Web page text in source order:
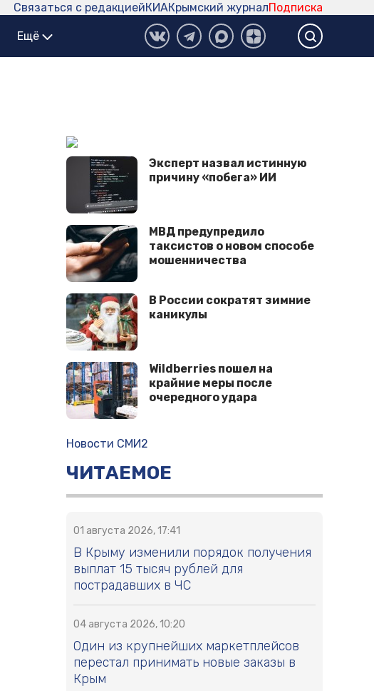
Подписка
Крымский журнал
КИА
Связаться с редакцией
Ещё
Эксперт назвал истинную
причину «побега» ИИ
МВД предупредило
таксистов о новом способе
мошенничества
В России сократят зимние
каникулы
Wildberries пошел на
крайние меры после
очередного удара
Новости СМИ2
ЧИТАЕМОЕ
01 августа 2026, 17:41
В Крыму изменили порядок получения
выплат 15 тысяч рублей для
пострадавших в ЧС
04 августа 2026, 10:20
Один из крупнейших маркетплейсов
перестал принимать новые заказы в
Крым